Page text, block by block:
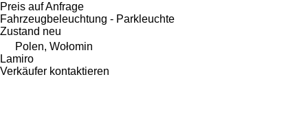
Preis auf Anfrage
Fahrzeugbeleuchtung - Parkleuchte
Zustand neu
Polen, Wołomin
Lamiro
Verkäufer kontaktieren